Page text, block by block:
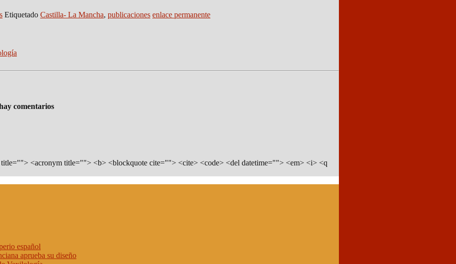
Etiquetado Castilla- La Mancha, publicaciones enlace permanente
comentarios
<acronym title=""> <b> <blockquote cite=""> <cite> <code> <del datetime=""> <em> <i> <q
español
aprueba su diseño